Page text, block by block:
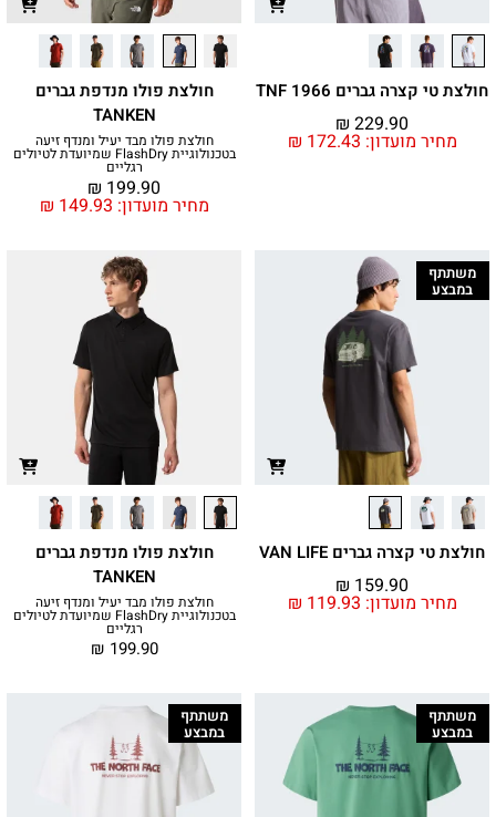
חולצת טי קצרה גברים 1966 TNF
מחיר מועדון: ₪ 172.43
₪ 229.90
חולצת פולו מנדפת גברים
TANKEN
חולצת פולו מבד יעיל ומנדף זיעה
בטכנולוגיית FlashDry שמיועדת לטיולים
רגליים
מחיר מועדון: ₪ 149.93
₪ 199.90
משתתף
במבצע
חולצת טי קצרה גברים VAN LIFE
מחיר מועדון: ₪ 119.93
₪ 159.90
חולצת פולו מנדפת גברים
TANKEN
חולצת פולו מבד יעיל ומנדף זיעה
בטכנולוגיית FlashDry שמיועדת לטיולים
רגליים
₪ 199.90
משתתף
במבצע
משתתף
במבצע